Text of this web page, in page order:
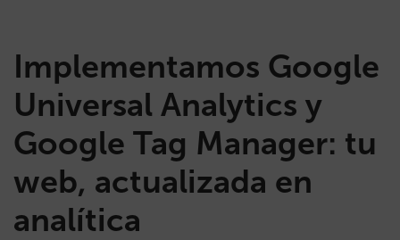
Implementamos Google
Universal Analytics y
Google Tag Manager: tu
web, actualizada en
analítica